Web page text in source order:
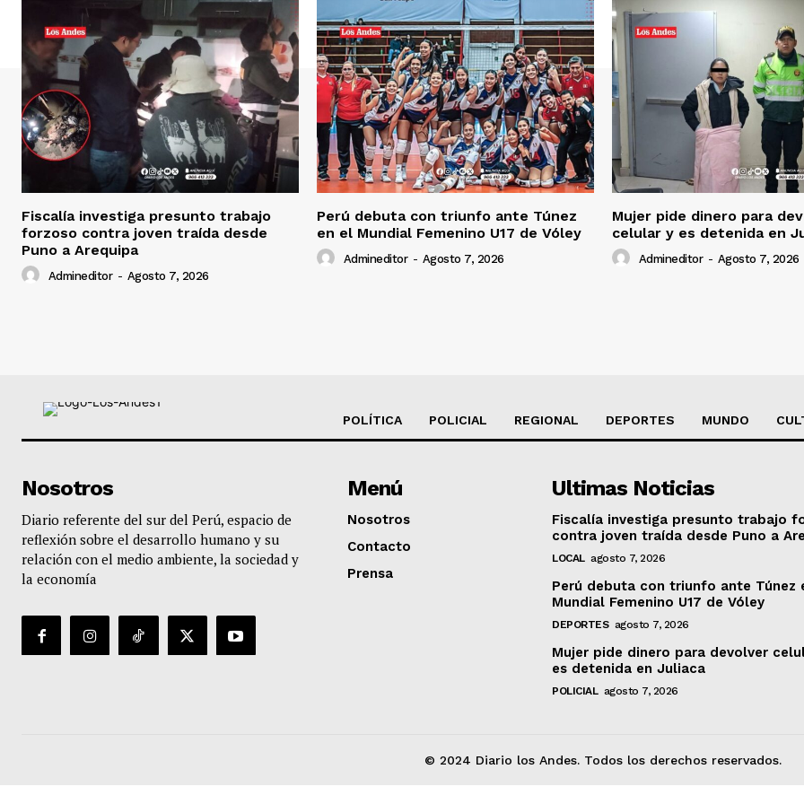
Fiscalía investiga presunto trabajo
forzoso contra joven traída desde
Puno a Arequipa
Admineditor - Agosto 7, 2026
Perú debuta con triunfo ante Túnez
en el Mundial Femenino U17 de Vóley
Admineditor - Agosto 7, 2026
Mujer pide dinero para
celular y es detenida en
Admineditor - Agosto 7, 2026
POLÍTICA POLICIAL REGIONAL DEPORTES MUNDO
Nosotros
Diario referente del sur del Perú, espacio de
reflexión sobre el desarrollo humano y su
relación con el medio ambiente, la sociedad y
la economía
Menú
Nosotros
Contacto
Prensa
Ultimas Noticias
Fiscalía investiga presunto trabajo
contra joven traída desde Puno a
LOCAL agosto 7, 2026
Perú debuta con triunfo ante Túnez
Mundial Femenino U17 de Vóley
DEPORTES agosto 7, 2026
Mujer pide dinero para devolver
es detenida en Juliaca
POLICIAL agosto 7, 2026
© 2024 Diario los Andes. Todos los derechos reservados.